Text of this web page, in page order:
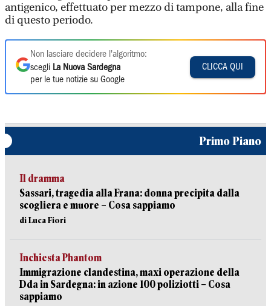
antigenico, effettuato per mezzo di tampone, alla fine
di questo periodo.
Non lasciare decidere l'algoritmo:
scegli La Nuova Sardegna
per le tue notizie su Google
CLICCA QUI
Primo Piano
Il dramma
Sassari, tragedia alla Frana: donna precipita dalla
scogliera e muore – Cosa sappiamo
di Luca Fiori
Inchiesta Phantom
Immigrazione clandestina, maxi operazione della
Dda in Sardegna: in azione 100 poliziotti – Cosa
sappiamo